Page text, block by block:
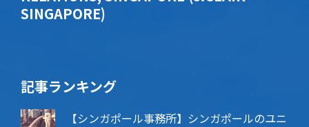
SINGAPORE)
記事ランキング
【シンガポール事務所】シンガポールのユニ